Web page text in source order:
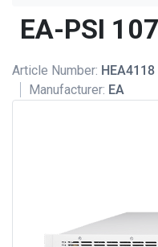
EA-PSI
Article Number: HEA4118
Manufacturer: EA